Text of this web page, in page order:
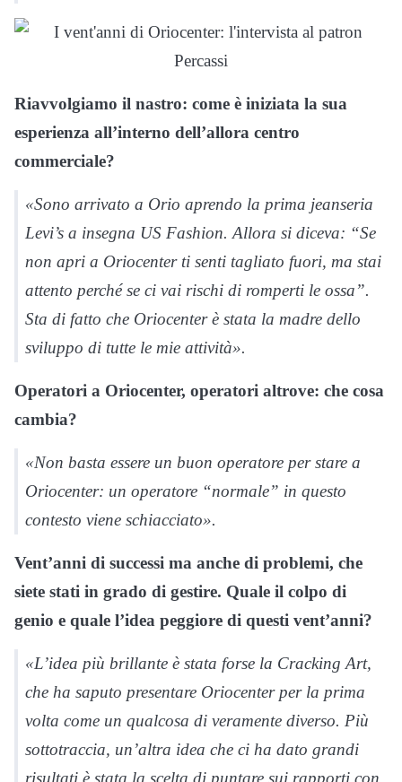
Riavvolgiamo il nastro: come è iniziata la sua
esperienza all’interno dell’allora centro
commerciale?
«Sono arrivato a Orio aprendo la prima jeanseria
Levi’s a insegna US Fashion. Allora si diceva: “Se
non apri a Oriocenter ti senti tagliato fuori, ma stai
attento perché se ci vai rischi di romperti le ossa”.
Sta di fatto che Oriocenter è stata la madre dello
sviluppo di tutte le mie attività».
Operatori a Oriocenter, operatori altrove: che cosa
cambia?
«Non basta essere un buon operatore per stare a
Oriocenter: un operatore “normale” in questo
contesto viene schiacciato».
Vent’anni di successi ma anche di problemi, che
siete stati in grado di gestire. Quale il colpo di
genio e quale l’idea peggiore di questi vent’anni?
«L’idea più brillante è stata forse la Cracking Art,
che ha saputo presentare Oriocenter per la prima
volta come un qualcosa di veramente diverso. Più
sottotraccia, un’altra idea che ci ha dato grandi
risultati è stata la scelta di puntare sui rapporti con